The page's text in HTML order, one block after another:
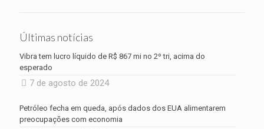
Últimas notícias
Vibra tem lucro líquido de R$ 867 mi no 2º tri, acima do
esperado
7 de agosto de 2024
Petróleo fecha em queda, após dados dos EUA alimentarem
preocupações com economia